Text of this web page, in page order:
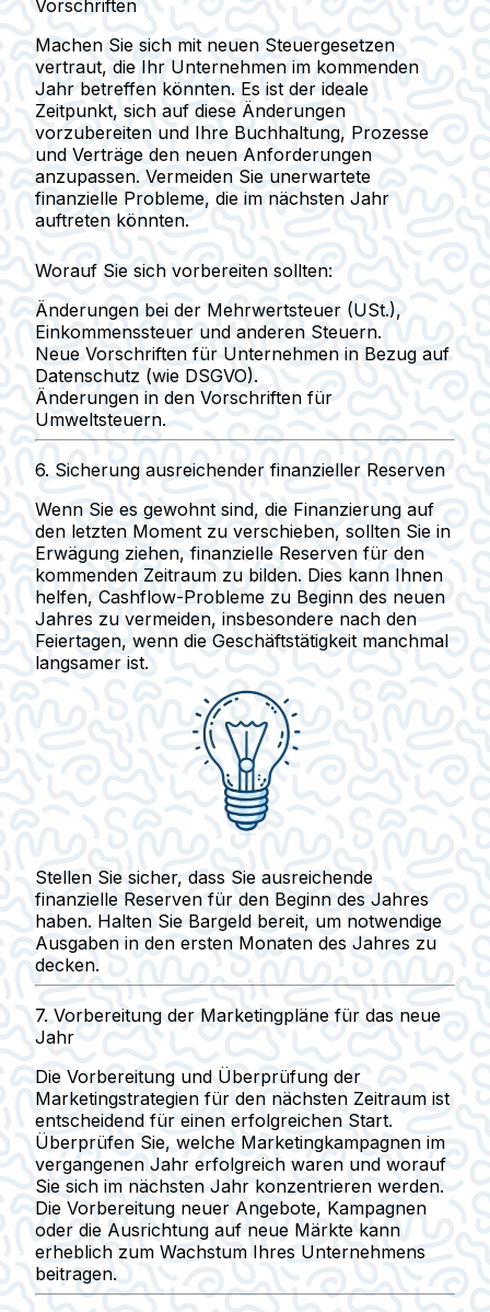
Vorschriften
Machen Sie sich mit neuen Steuergesetzen
vertraut, die Ihr Unternehmen im kommenden
Jahr betreffen könnten. Es ist der ideale
Zeitpunkt, sich auf diese Änderungen
vorzubereiten und Ihre Buchhaltung, Prozesse
und Verträge den neuen Anforderungen
anzupassen. Vermeiden Sie unerwartete
finanzielle Probleme, die im nächsten Jahr
auftreten könnten.
Worauf Sie sich vorbereiten sollten:
Änderungen bei der Mehrwertsteuer (USt.),
Einkommenssteuer und anderen Steuern.
Neue Vorschriften für Unternehmen in Bezug auf
Datenschutz (wie DSGVO).
Änderungen in den Vorschriften für
Umweltsteuern.
6. Sicherung ausreichender finanzieller Reserven
Wenn Sie es gewohnt sind, die Finanzierung auf
den letzten Moment zu verschieben, sollten Sie in
Erwägung ziehen, finanzielle Reserven für den
kommenden Zeitraum zu bilden. Dies kann Ihnen
helfen, Cashflow-Probleme zu Beginn des neuen
Jahres zu vermeiden, insbesondere nach den
Feiertagen, wenn die Geschäftstätigkeit manchmal
langsamer ist.
Stellen Sie sicher, dass Sie ausreichende
finanzielle Reserven für den Beginn des Jahres
haben. Halten Sie Bargeld bereit, um notwendige
Ausgaben in den ersten Monaten des Jahres zu
decken.
7. Vorbereitung der Marketingpläne für das neue
Jahr
Die Vorbereitung und Überprüfung der
Marketingstrategien für den nächsten Zeitraum ist
entscheidend für einen erfolgreichen Start.
Überprüfen Sie, welche Marketingkampagnen im
vergangenen Jahr erfolgreich waren und worauf
Sie sich im nächsten Jahr konzentrieren werden.
Die Vorbereitung neuer Angebote, Kampagnen
oder die Ausrichtung auf neue Märkte kann
erheblich zum Wachstum Ihres Unternehmens
beitragen.